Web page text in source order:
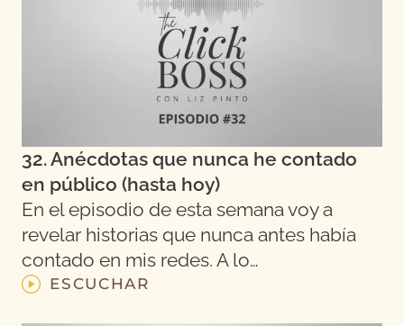
32. Anécdotas que nunca he contado
en público (hasta hoy)
En el episodio de esta semana voy a
revelar historias que nunca antes había
contado en mis redes. A lo…
ESCUCHAR